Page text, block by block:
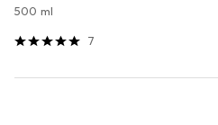
500 ml
7